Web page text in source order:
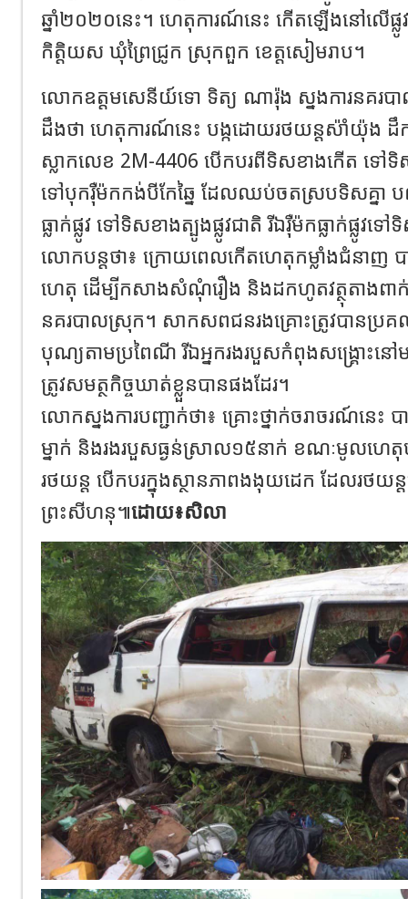
ឆ្នាំ២០២០នេះ។ ហេតុការណ៍នេះ កើតឡើងនៅលើផ្
កិត្តិយស ឃុំព្រៃជ្រូក ស្រុកពួក ខេត្តសៀមរាប។
លោកឧត្តមសេនីយ៍ទោ ទិត្យ ណារ៉ុង ស្នងការនគរបា
ដឹងថា ហេតុការណ៍នេះ បង្កដោយរថយន្ដស៉ាំយ៉ុង ដឹ
ស្លាកលេខ 2M-4406 បើកបរពីទិសខាងកើត ទៅទិ
ទៅបុករ៉ឺម៉កកង់បីកែឆ្នៃ ដែលឈប់ចតស្របទិសគ្នា ប
ធ្លាក់ផ្លូវ ទៅទិសខាងត្បូងផ្លូវជាតិ រីឯរ៉ឺម៉កធ្លាក់ផ្លូវទ
លោកបន្តថា៖ ក្រោយពេលកើតហេតុកម្លាំងជំនាញ បា
ហេតុ ដើម្បីកសាងសំណុំរឿង និងដកហូតវត្ថុតាងពាក់ព័
នគរបាលស្រុក។ សាកសពជនរងគ្រោះត្រូវបានប្រគល់
បុណ្យតាមប្រពៃណី រីឯអ្នករងរបួសកំពុងសង្គ្រោះនៅម
ត្រូវសមត្ថកិច្ចឃាត់ខ្លួនបានផងដែរ។
លោកស្នងការបញ្ជាក់ថា៖ គ្រោះថ្នាក់ចរាចរណ៍នេះ
ម្នាក់ និងរងរបួសធ្ងន់ស្រាល១៥នាក់ ខណៈមូលហេតុ
រថយន្ត បើកបរក្នុងស្ថានភាពងងុយដេក ដែលរថយន្ដ
ព្រះសីហនុ៕ដោយ៖សិលា